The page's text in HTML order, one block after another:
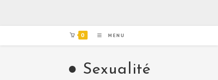
0 MENU
● Sexualité